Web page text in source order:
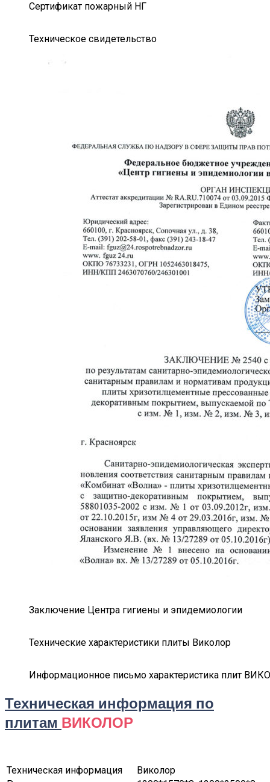
Сертификат пожарный НГ
Техническое свидетельство
Заключение Центра гигиены и эпидемиологии
Технические характеристики плиты Виколор
Информационное письмо характеристика плит
Техническая информация по
плитам ВИКОЛОР
Техническая информация
Виколор